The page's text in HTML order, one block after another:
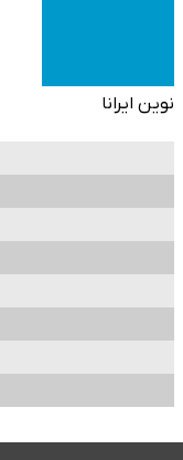
نوین ایرانا